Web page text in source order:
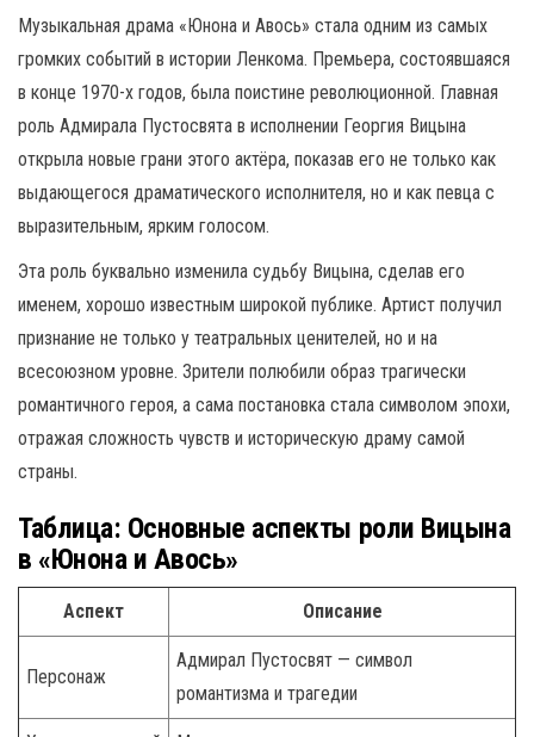
Музыкальная драма «Юнона и Авось» стала одним из самых
громких событий в истории Ленкома. Премьера, состоявшаяся
в конце 1970-х годов, была поистине революционной. Главная
роль Адмирала Пустосвята в исполнении Георгия Вицына
открыла новые грани этого актёра, показав его не только как
выдающегося драматического исполнителя, но и как певца с
выразительным, ярким голосом.
Эта роль буквально изменила судьбу Вицына, сделав его
именем, хорошо известным широкой публике. Артист получил
признание не только у театральных ценителей, но и на
всесоюзном уровне. Зрители полюбили образ трагически
романтичного героя, а сама постановка стала символом эпохи,
отражая сложность чувств и историческую драму самой
страны.
Таблица: Основные аспекты роли Вицына
в «Юнона и Авось»
Аспект Описание
Персонаж
Адмирал Пустосвят — символ
романтизма и трагедии